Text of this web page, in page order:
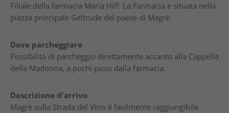
Filiale della farmacia Maria Hilf: La Farmacia è situata nella
piazza principale Geltrude del paese di Magrè.
Dove parcheggiare
Possibilità di parcheggio direttamente accanto alla Cappella
della Madonna, a pochi passi dalla farmacia.
Descrizione d'arrivo
Magrè sulla Strada del Vino è facilmente raggiungibile